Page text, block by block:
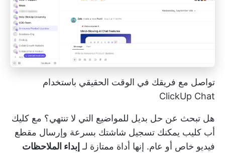
تواصل مع فريقك في الوقت الحقيقي باستخدام
ClickUp Chat
هل تبحث عن حل بديل للمواضيع التي لا تنتهي؟ مع كليك
أب كليب يمكنك تسجيل شاشتك بسرعة وإرسال مقطع
فيديو خاص أو عام. إنها أداة ممتازة لـ إبداء الملاحظات